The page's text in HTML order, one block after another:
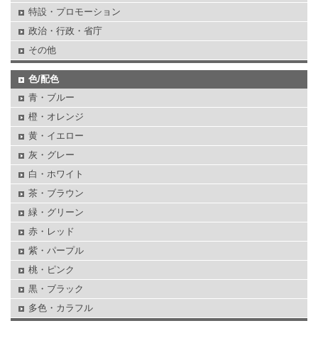
特設・プロモーション
政治・行政・省庁
その他
色/配色
青・ブルー
橙・オレンジ
黄・イエロー
灰・グレー
白・ホワイト
茶・ブラウン
緑・グリーン
赤・レッド
紫・パープル
桃・ピンク
黒・ブラック
多色・カラフル